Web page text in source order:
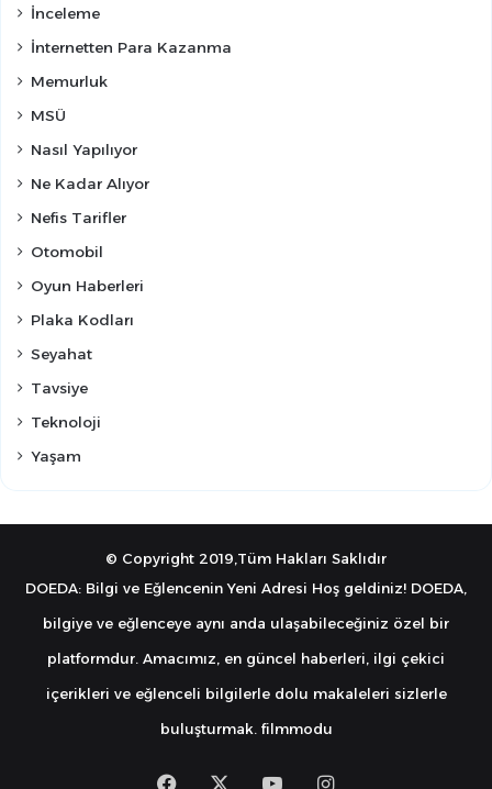
İnceleme
İnternetten Para Kazanma
Memurluk
MSÜ
Nasıl Yapılıyor
Ne Kadar Alıyor
Nefis Tarifler
Otomobil
Oyun Haberleri
Plaka Kodları
Seyahat
Tavsiye
Teknoloji
Yaşam
© Copyright 2019,Tüm Hakları Saklıdır
DOEDA: Bilgi ve Eğlencenin Yeni Adresi Hoş geldiniz! DOEDA,
bilgiye ve eğlenceye aynı anda ulaşabileceğiniz özel bir
platformdur. Amacımız, en güncel haberleri, ilgi çekici
içerikleri ve eğlenceli bilgilerle dolu makaleleri sizlerle
buluşturmak. filmmodu
FacebookYouTubeInstagram